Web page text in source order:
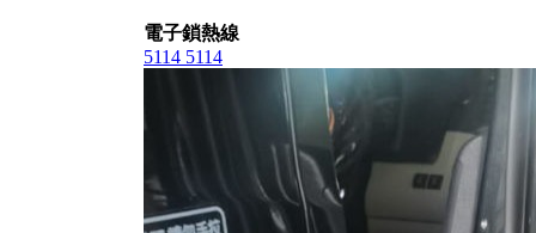
電子鎖熱線
5114 5114